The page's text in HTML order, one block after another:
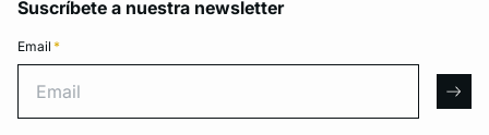
Suscríbete a nuestra newsletter
Email *